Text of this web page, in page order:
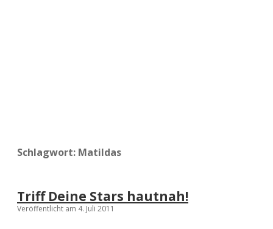
Schlagwort: Matildas
Triff Deine Stars hautnah!
Veröffentlicht am 4. Juli 2011